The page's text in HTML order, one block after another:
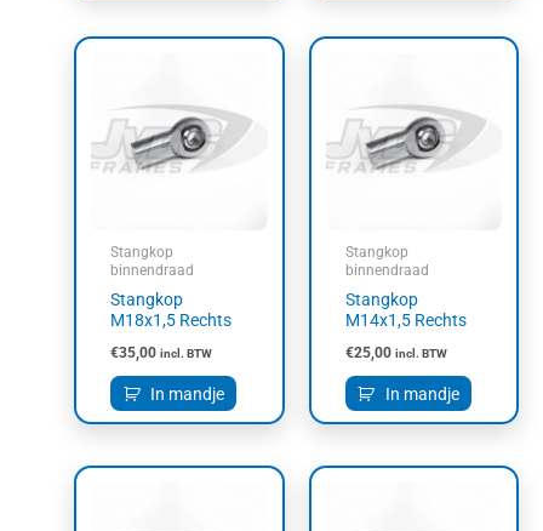
Stangkop
binnendraad
Stangkop
M18x1,5 Rechts
€35,00 incl. BTW
In mandje
Stangkop
binnendraad
Stangkop
M14x1,5 Rechts
€25,00 incl. BTW
In mandje